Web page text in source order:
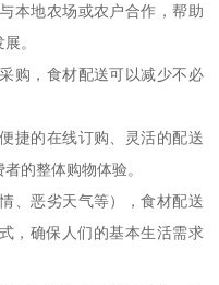
本地农场或农户合作，帮助
。
购，食材配送可以减少不必
捷的在线订购、灵活的配送
的整体购物体验。
、恶劣天气等），食材配送
，确保人们的基本生活需求